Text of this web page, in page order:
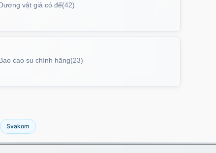
MagSafe iPhone 17 Clear Case trong
trị giá70.000₫
trong suốt
iPhone 17 Pro Max TPU Space trong
vật giả có đế(42)
cao su chính hãng(23)
Svakom